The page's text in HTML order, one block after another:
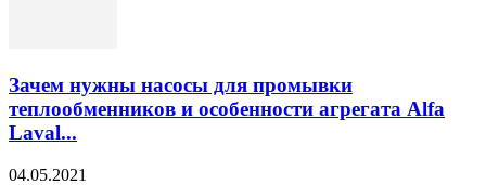
Зачем нужны насосы для промывки
теплообменников и особенности агрегата Alfa
Laval...
04.05.2021